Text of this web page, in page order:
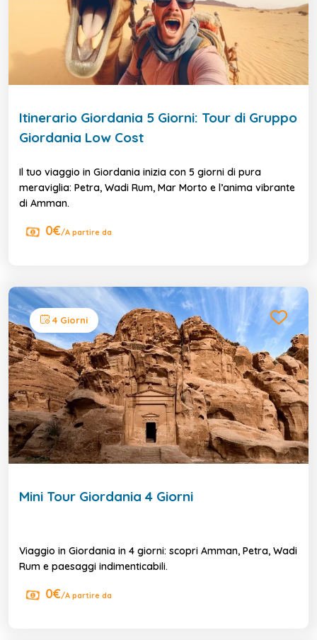
Itinerario Giordania 5 Giorni: Tour di Gruppo
Giordania Low Cost
Il tuo viaggio in Giordania inizia con 5 giorni di pura
meraviglia: Petra, Wadi Rum, Mar Morto e l’anima vibrante
di Amman.
0€/A partire da
4 Giorni
Mini Tour Giordania 4 Giorni
Viaggio in Giordania in 4 giorni: scopri Amman, Petra, Wadi
Rum e paesaggi indimenticabili.
0€/A partire da